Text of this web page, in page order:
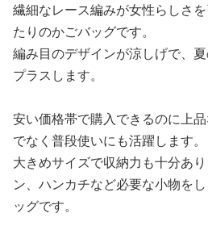
繊細なレース編みが女性らしさ
たりのかごバッグです。
編み目のデザインが涼しげで、
プラスします。
安い価格帯で購入できるのに上
でなく普段使いにも活躍します。
大きめサイズで収納力も十分あ
ン、ハンカチなど必要な小物を
ッグです。